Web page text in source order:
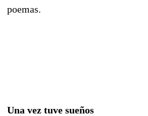
poemas.
Una vez tuve sueños